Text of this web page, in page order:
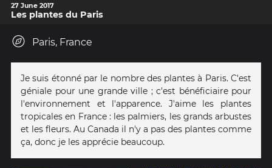
27 June 2017
Les plantes du Paris
Paris, France
Je suis étonné par le nombre des plantes à Paris. C'est
géniale pour une grande ville ; c'est bénéficiaire pour
l'environnement et l'apparence. J'aime les plantes
tropicales en France : les palmiers, les grands arbustes
et les fleurs. Au Canada il n'y a pas des plantes comme
ça, donc je les apprécie beaucoup.